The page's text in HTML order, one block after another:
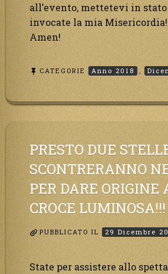
all’evento, mettetevi in stato
invocate la mia Misericordia!
Amen!
CATEGORIE Anno 2018 ,
PRESTO DUE
SCONTRERANNO
PER DARE ORIGINE
CROCE LUMINOSA!!!
PUBBLICATO IL 29 Dicembre
State per assistere allo